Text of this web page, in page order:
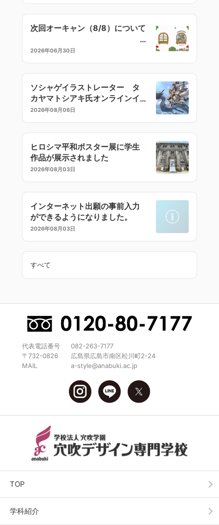
次回オーキャン（8/8）について
2026年06月30日
ソシャゲイラストレーター タ
カヤマトシアキ氏オンラインイ
ラストセミナー
2026年08月06日
ヒロシマ平和ポスター展に学生
作品が展示されました
2026年08月03日
インターネット出願の事前入力
ができるようになりました。
2026年08月03日
すべて
代表電話番号
082-263-7177
〒732-0826
広島県広島市南区松川町2-24
MAIL
a-style@anabuki.ac.jp
TOP
学科紹介